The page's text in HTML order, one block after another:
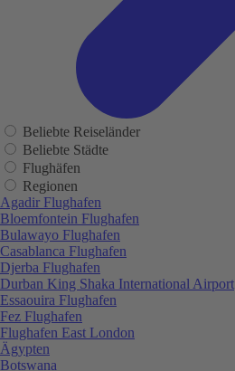
Beliebte Reiseländer
Beliebte Städte
Flughäfen
Regionen
Agadir Flughafen
Bloemfontein Flughafen
Bulawayo Flughafen
Casablanca Flughafen
Djerba Flughafen
Durban King Shaka International Airport
Essaouira Flughafen
Fez Flughafen
Flughafen East London
Ägypten
Botswana